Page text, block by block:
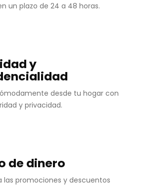
un plazo de 24 a 48 horas.
y
desde tu hogar con
y privacidad.
de dinero
las promociones y descuentos